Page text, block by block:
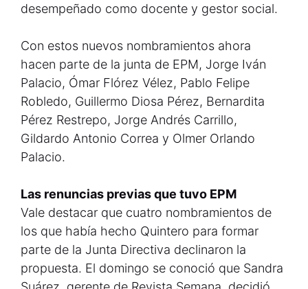
desempeñado como docente y gestor social.
Con estos nuevos nombramientos ahora
hacen parte de la junta de EPM, Jorge Iván
Palacio, Ómar Flórez Vélez, Pablo Felipe
Robledo, Guillermo Diosa Pérez, Bernardita
Pérez Restrepo, Jorge Andrés Carrillo,
Gildardo Antonio Correa y Olmer Orlando
Palacio.
Las renuncias previas que tuvo EPM
Vale destacar que cuatro nombramientos de
los que había hecho Quintero para formar
parte de la Junta Directiva declinaron la
propuesta. El domingo se conoció que Sandra